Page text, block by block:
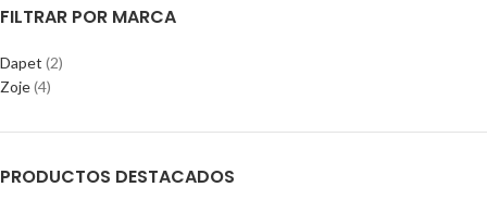
FILTRAR POR MARCA
Dapet (2)
Zoje(4)
PRODUCTOS DESTACADOS